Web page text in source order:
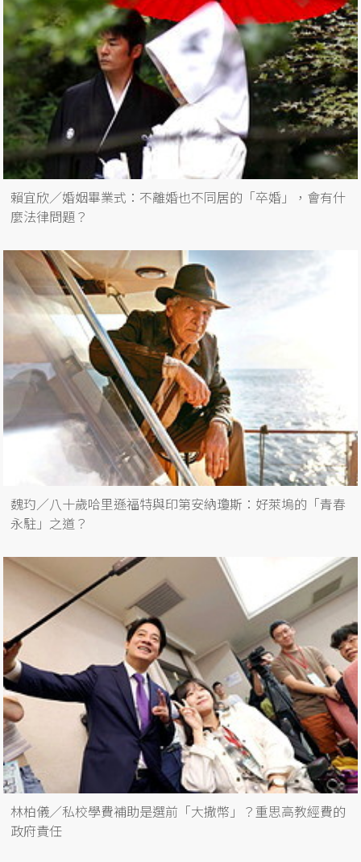
賴宜欣／婚姻畢業式：不離婚也不同居的「卒婚」，會有什
麼法律問題？
魏玓／八十歲哈里遜福特與印第安納瓊斯：好萊塢的「青春
永駐」之道？
林柏儀／私校學費補助是選前「大撒幣」？重思高教經費的
政府責任